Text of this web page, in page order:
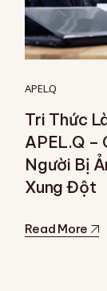
APEL.Q
Tri Thức
APEL.Q –
Người Bị
Xung Đột
Read More